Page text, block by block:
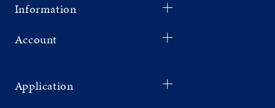
Information
Account
Application